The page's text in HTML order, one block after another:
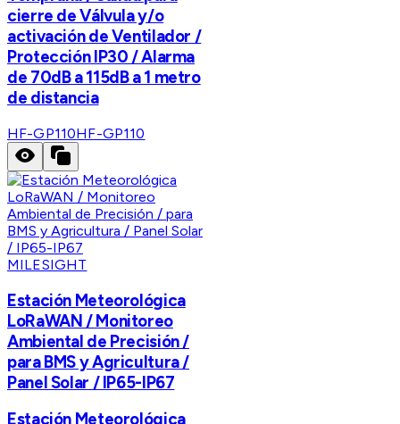
cierre de Válvula y/o
activación de Ventilador /
Protección IP30 / Alarma
de 70dB a 115dB a 1 metro
de distancia
HF-GP110HF-GP110
MILESIGHT
Estación Meteorológica
LoRaWAN / Monitoreo
Ambiental de Precisión /
para BMS y Agricultura /
Panel Solar / IP65-IP67
Estación Meteorológica